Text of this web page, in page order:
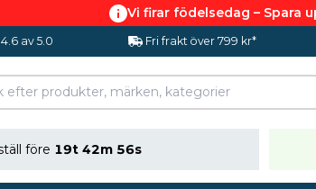
Vi firar födelsedag – Spara
4.6 av 5.0 Fri frakt över 799 kr*
före 19t 42m 55s